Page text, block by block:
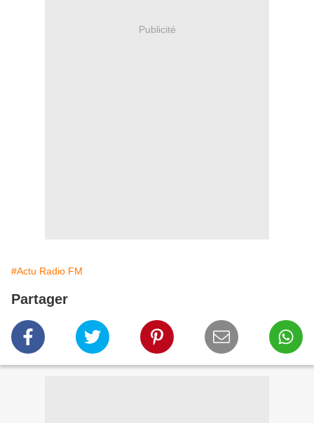
Publicité
#Actu Radio FM
Partager